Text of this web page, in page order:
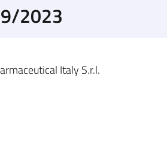
2023
Italy S.r.l.